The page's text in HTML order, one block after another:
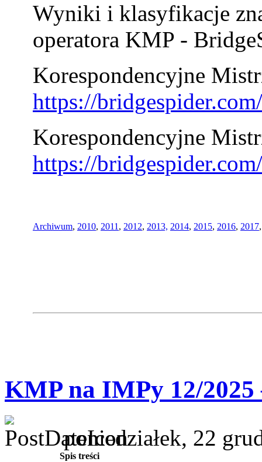
Wyniki i klasyfikacje
operatora KMP -
Korespondencyjne
https://
Korespondencyjne
https://
Archiwum, 2010, 2011 , 2012, 2013, 2014, 2015, 2016, 2017
KMP na IMPy 12/2025
poniedziałek, 22
Spis treści